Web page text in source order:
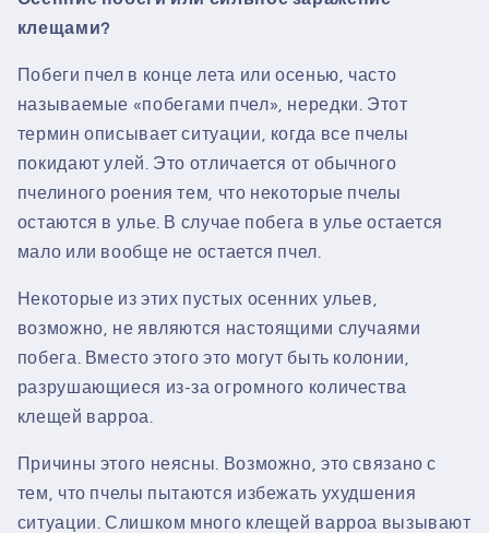
клещами?
Побеги пчел в конце лета или осенью, часто
называемые «побегами пчел», нередки. Этот
термин описывает ситуации, когда все пчелы
покидают улей. Это отличается от обычного
пчелиного роения тем, что некоторые пчелы
остаются в улье. В случае побега в улье остается
мало или вообще не остается пчел.
Некоторые из этих пустых осенних ульев,
возможно, не являются настоящими случаями
побега. Вместо этого это могут быть колонии,
разрушающиеся из-за огромного количества
клещей варроа.
Причины этого неясны. Возможно, это связано с
тем, что пчелы пытаются избежать ухудшения
ситуации. Слишком много клещей варроа вызывают